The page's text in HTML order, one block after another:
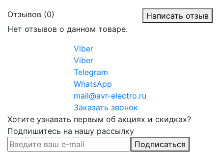
Отзывов (0)
Написать отзыв
Нет отзывов о данном товаре.
Viber
Viber
Telegram
WhatsApp
mail@avr-electro.ru
Заказать звонок
Хотите узнавать первым об акциях и скидках?
Подпишитесь на нашу рассылку
Подписаться